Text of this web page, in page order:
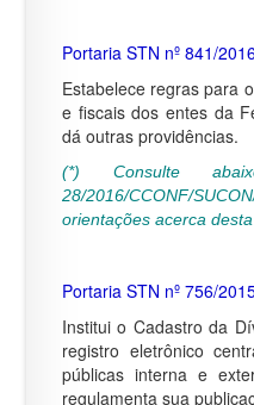
Portaria STN nº 841/
Estabelece regras para
e fiscais dos entes da
dá outras providências.
(*) Consulte
28/2016/CCONF/
orientações acerca desta
Portaria STN nº 756/
Institui o Cadastro da
registro eletrônico
públicas interna e
regulamenta sua